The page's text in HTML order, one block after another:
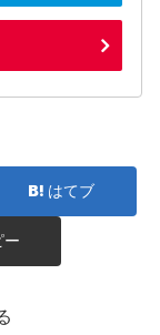
はてブ
ー